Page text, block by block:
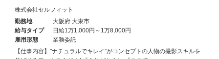
株式会社セルフィット
勤務地
大阪府 大東市
給与タイプ
日給1万1,000円～1万8,000円
雇用形態
業務委託
【仕事内容】"ナチュラルでキレイ”がコンセプトの人物の撮影スキルを